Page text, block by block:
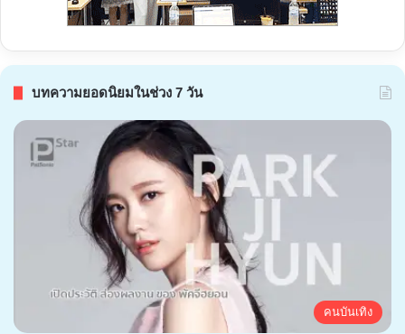
บทความยอดนิยมในช่วง 7 วัน
คนบันเทิง